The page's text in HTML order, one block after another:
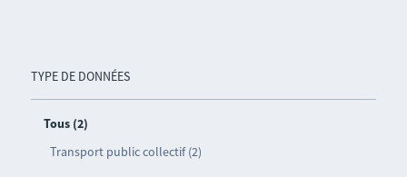
TYPE DE DONNÉES
Tous (2)
Transport public collectif (2)